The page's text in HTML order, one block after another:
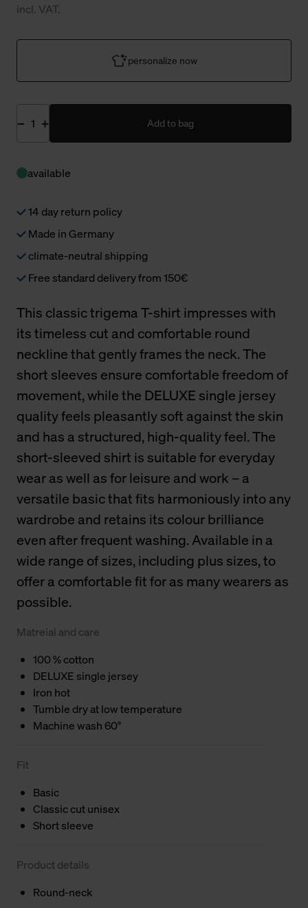
incl. VAT.
personalize now
Add to bag
available
14 day return policy
Made in Germany
climate-neutral shipping
Free standard delivery from 150€
This classic trigema T-shirt impresses with
its timeless cut and comfortable round
neckline that gently frames the neck. The
short sleeves ensure comfortable freedom of
movement, while the DELUXE single jersey
quality feels pleasantly soft against the skin
and has a structured, high-quality feel. The
short-sleeved shirt is suitable for everyday
wear as well as for leisure and work – a
versatile basic that fits harmoniously into any
wardrobe and retains its colour brilliance
even after frequent washing. Available in a
wide range of sizes, including plus sizes, to
offer a comfortable fit for as many wearers as
possible.
Matreial and care
100 % cotton
DELUXE single jersey
Iron hot
Tumble dry at low temperature
Machine wash 60°
Fit
Basic
Classic cut unisex
Short sleeve
Product details
Round-neck